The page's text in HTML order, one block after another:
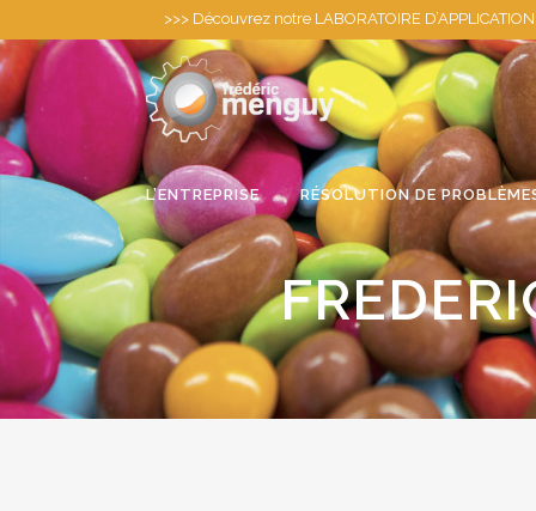
>>> Découvrez notre LABORATOIRE
L’ENTREPRISE RÉSOLUTION DE